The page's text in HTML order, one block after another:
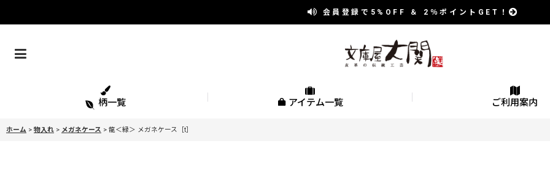
会員登録で 5%OFF ＆ 2％ポイントGET！
柄一覧 アイテム一覧 ご利用案内
ホーム > 物入れ > メガネケース > 龍＜緑＞ メガネケース［t］